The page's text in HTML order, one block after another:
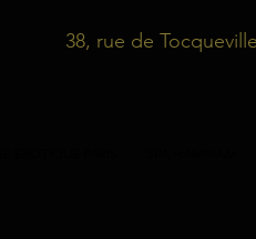
38, rue de